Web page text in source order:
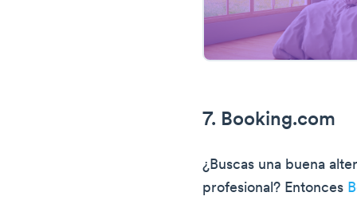
7. Booking.com
¿Buscas una buena
profesional? Entonces